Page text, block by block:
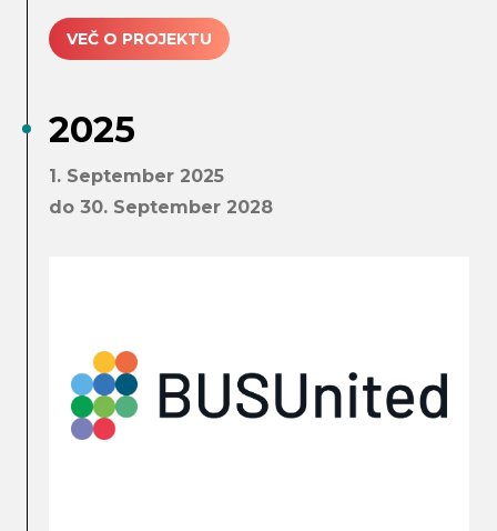
VEČ O PROJEKTU
2025
1. September 2025
do 30. September 2028